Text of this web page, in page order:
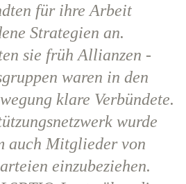
für ihre Arbeit
Strategien an.
sie früh Allianzen -
waren in den
klare Verbündete.
wurde
auch Mitglieder von
einzubeziehen.